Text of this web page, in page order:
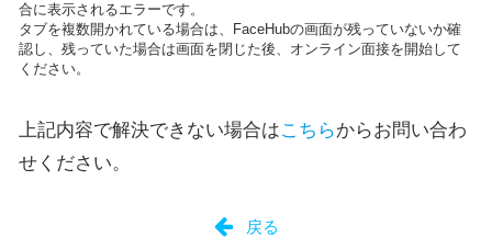
合に表示されるエラーです。
タブを複数開かれている場合は、FaceHubの画面が残っていないか確
認し、残っていた場合は画面を閉じた後、オンライン面接を開始して
ください。
上記内容で解決できない場合はこちらからお問い合わ
せください。
戻る